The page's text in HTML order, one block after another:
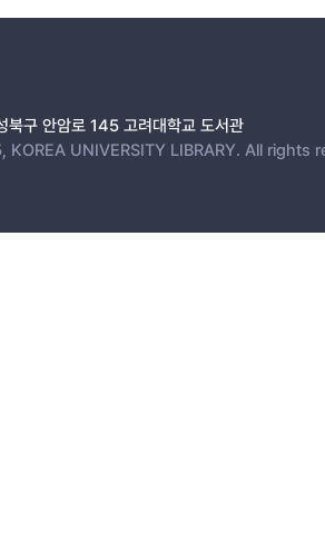
구 안암로 145 고려대학교 도서관
UNIVERSITY LIBRARY. All rights